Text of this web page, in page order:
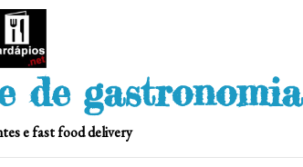
de gastronomia
e fast food delivery